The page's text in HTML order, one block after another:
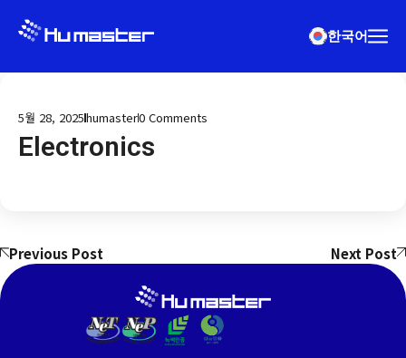
한국어
5월 28, 2025humaster0 Comments
Electronics
Previous Post Next Post